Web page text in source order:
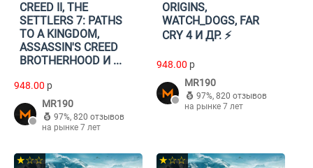
CREED II, THE
SETTLERS 7: PATHS
TO A KINGDOM,
ASSASSIN'S CREED
BROTHERHOOD И ...
948.00 p
MR190
97%, 820 отзывов
на рынке 7 лет
ORIGINS,
WATCH_DOGS, FAR
CRY 4 И ДР. ⚡️
948.00 p
MR190
97%, 820 отзывов
на рынке 7 лет
★☆☆ ★☆☆